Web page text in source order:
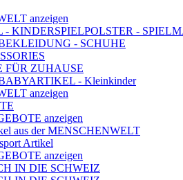
anzeigen
- KINDERSPIELPOLSTER -
- SCHUHE
FÜR ZUHAUSE
- Kleinkinder
anzeigen
anzeigen
aus der MENSCHENWELT
Artikel
anzeigen
IN DIE SCHWEIZ